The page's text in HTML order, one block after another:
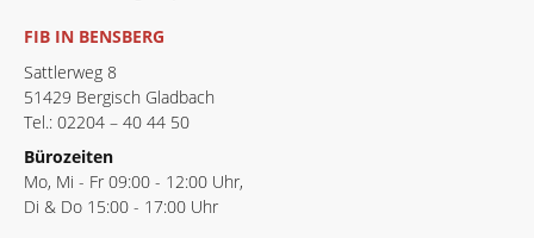
FIB IN BENSBERG
Sattlerweg 8
51429 Bergisch Gladbach
Tel.: 02204 – 40 44 50
Bürozeiten
Mo, Mi - Fr 09:00 - 12:00 Uhr,
Di & Do 15:00 - 17:00 Uhr